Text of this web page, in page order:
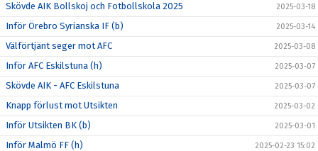
Skövde AIK Bollskoj och Fotbollskola 2025 2025-03-18
Inför Örebro Syrianska IF (b) 2025-03-14
Välförtjänt seger mot AFC 2025-03-08
Inför AFC Eskilstuna (h) 2025-03-07
Skövde AIK - AFC Eskilstuna 2025-03-07
Knapp förlust mot Utsikten 2025-03-02
Inför Utsikten BK (b) 2025-03-01
Inför Malmö FF (h) 2025-02-23 15:02